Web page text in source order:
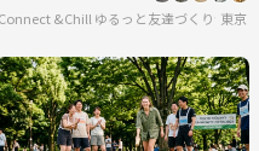
しやすさ重視&しゃべりたい😊⭐️行き
Connect &Chill ゆるっと友達づくり会東京